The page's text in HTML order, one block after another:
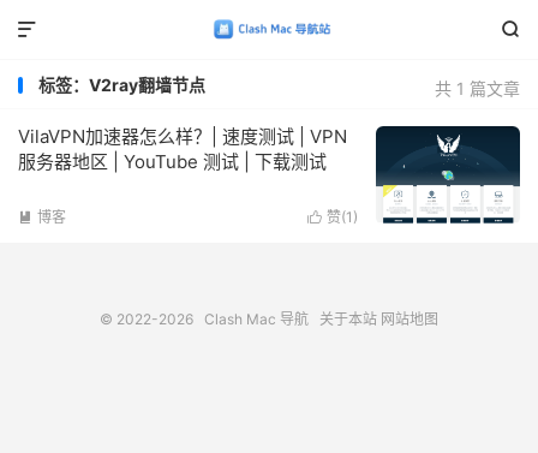


共 1 篇文章
标签：V2ray翻墙节点
VilaVPN加速器怎么样？| 速度测试 | VPN
服务器地区 | YouTube 测试 | 下载测试
 赞(1 )
 博客
© 2022-2026 Clash Mac 导航 关于本站 网站地图